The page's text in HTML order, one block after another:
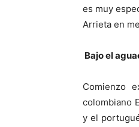
es muy
Arrieta en
Bajo el
Comienzo
colombiano
y el